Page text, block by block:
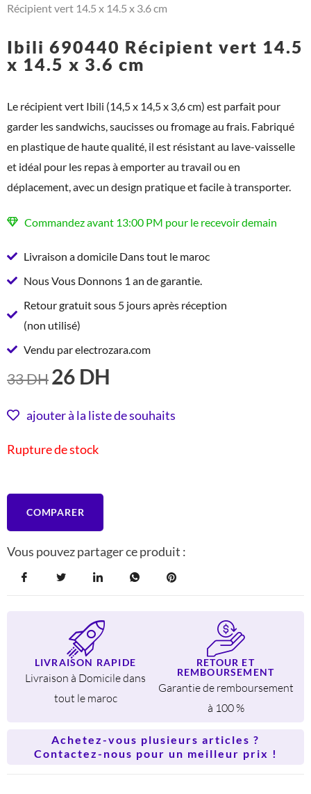
Récipient vert 14.5 x 14.5 x 3.6 cm
Ibili 690440 Récipient vert 14.5
x 14.5 x 3.6 cm
Le récipient vert Ibili (14,5 x 14,5 x 3,6 cm) est parfait pour
garder les sandwichs, saucisses ou fromage au frais. Fabriqué
en plastique de haute qualité, il est résistant au lave-vaisselle
et idéal pour les repas à emporter au travail ou en
déplacement, avec un design pratique et facile à transporter.
Commandez avant 13:00 PM pour le recevoir demain
Livraison a domicile Dans tout le maroc
Nous Vous Donnons 1 an de garantie.
Retour gratuit sous 5 jours après réception
(non utilisé)
Vendu par electrozara.com
33DH LE
INITIAL
33 DH.
26 DH
ACTUEL
ajouter à la liste de souhaits
Rupture de stock
COMPARER
Vous pouvez partager ce produit :
LIVRAISON RAPIDE
Livraison à Domicile dans
tout le maroc
RETOUR ET
REMBOURSEMENT
Garantie de remboursement
à 100 %
Achetez-vous plusieurs articles ?
Contactez-nous pour un meilleur prix !